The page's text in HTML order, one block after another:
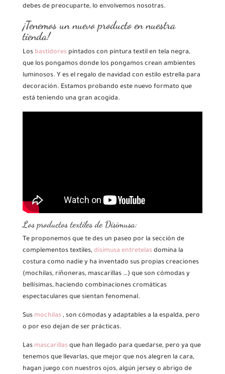
debes de preocuparte, lo envolvemos nosotras.
¡Tenemos un nuevo producto en nuestra
tienda!
Losbastidorespintados con pintura textil en tela negra,
que los pongamos donde los pongamos crean ambientes
luminosos. Y es el regalo de navidad con estilo estrella para
decoración. Estamos probando este nuevo formato que
está teniendo una gran acogida.
Los productos textiles de Disimusa:
Te proponemos que te des un paseo por la sección de
complementos textiles, disimusa entretelasdomina la
costura como nadie y ha inventado sus propias creaciones
(mochilas, riñoneras, mascarillas …) que son cómodas y
bellísimas, haciendo combinaciones cromáticas
espectaculares que sientan fenomenal.
Susmochilas, son cómodas y adaptables a la espalda, pero
o por eso dejan de ser prácticas.
Las mascarillasque han llegado para quedarse, pero ya que
tenemos que llevarlas, que mejor que nos alegren la cara,
hagan juego con nuestros ojos, algún jersey o abrigo de